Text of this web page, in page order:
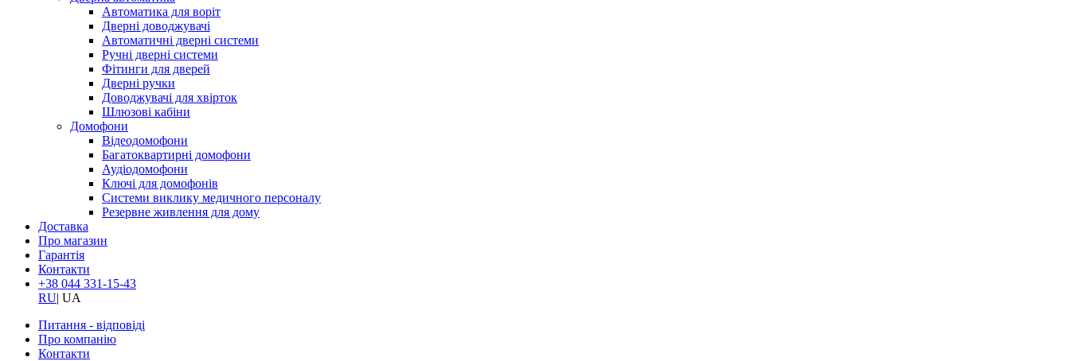
Автоматика для воріт
Дверні доводжувачі
Автоматичні дверні системи
Ручні дверні системи
Фітинги для дверей
Дверні ручки
Доводжувачі для хвірток
Шлюзові кабіни
Домофони
Відеодомофони
Багатоквартирні домофони
Аудіодомофони
Ключі для домофонів
Системи виклику медичного персоналу
Резервне живлення для дому
Доставка
Про магазин
Гарантія
Контакти
+38 044 331-15-43
RU| UA
Питання - відповіді
Про компанію
Контакти